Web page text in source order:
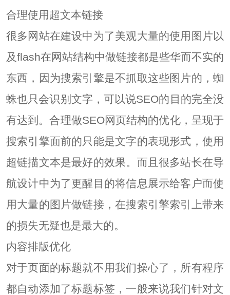
合理使用超文本链接
很多网站在建设中为了美观大量的使用图片以
及flash在网站结构中做链接都是些华而不实的
东西，因为搜索引擎是不抓取这些图片的，蜘
蛛也只会识别文字，可以说SEO的目的完全没
有达到。合理做SEO网页结构的优化，呈现于
搜索引擎面前的只能是文字的表现形式，使用
超链描文本是最好的效果。而且很多站长在导
航设计中为了更醒目的将信息展示给客户而使
用大量的图片做链接，在搜索引擎索引上带来
的损失无疑也是最大的。
内容排版优化
对于页面的标题就不用我们操心了，所有程序
都自动添加了标题标签，一般来说我们针对文